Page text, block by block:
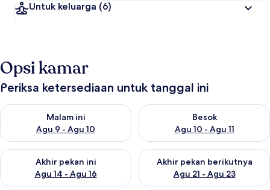
Untuk keluarga (6)
Opsi kamar
Periksa ketersediaan untuk tanggal ini
Malam ini
Agu 9 - Agu 10
Periksa ketersediaan untuk malam ini Agu 9 - Agu 10
Besok
Agu 10 - Agu 11
Periksa ketersediaan untuk
Akhir pekan ini
Agu 14 - Agu 16
Periksa ketersediaan untuk akhir pekan ini Agu 14 - Agu 16
Akhir pekan berikutnya
Agu 21 - Agu 23
Periksa ketersediaan untuk